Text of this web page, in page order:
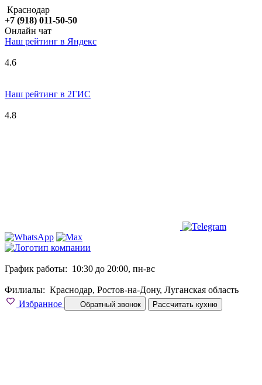
Краснодар
+7 (918) 011-50-50
Онлайн чат
Наш рейтинг в Яндекс
4.6
Наш рейтинг в 2ГИС
4.8
График работы: 10:30 до 20:00, пн-вс
Филиалы: Краснодар, Ростов-на-Дону, Луганская область
Избранное
Обратный звонок Рассчитать кухню